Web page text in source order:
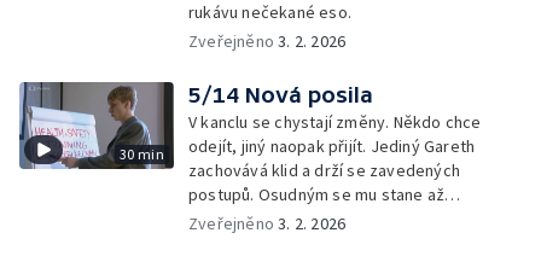
rukávu nečekané eso.
Zveřejněno3. 2. 2026
30 min
5/14 Nová posila
V kanclu se chystají změny. Někdo chce
odejít, jiný naopak přijít. Jediný Gareth
zachovává klid a drží se zavedených
postupů. Osudným se mu stane až
pravidelné večerní povyražení s kolegy v
Zveřejněno3. 2. 2026